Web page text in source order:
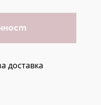
доставка